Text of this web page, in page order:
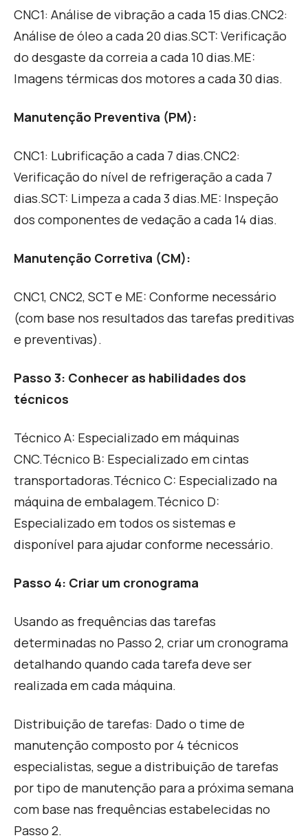
CNC1: Análise de vibração a cada 15 dias.CNC2:
Análise de óleo a cada 20 dias.SCT: Verificação
do desgaste da correia a cada 10 dias.ME:
Imagens térmicas dos motores a cada 30 dias.
Manutenção Preventiva (PM):
CNC1: Lubrificação a cada 7 dias.CNC2:
Verificação do nível de refrigeração a cada 7
dias.SCT: Limpeza a cada 3 dias.ME: Inspeção
dos componentes de vedação a cada 14 dias.
Manutenção Corretiva (CM):
CNC1, CNC2, SCT e ME: Conforme necessário
(com base nos resultados das tarefas preditivas
e preventivas).
Passo 3: Conhecer as habilidades dos
técnicos
Técnico A: Especializado em máquinas
CNC.Técnico B: Especializado em cintas
transportadoras.Técnico C: Especializado na
máquina de embalagem.Técnico D:
Especializado em todos os sistemas e
disponível para ajudar conforme necessário.
Passo 4: Criar um cronograma
Usando as frequências das tarefas
determinadas no Passo 2, criar um cronograma
detalhando quando cada tarefa deve ser
realizada em cada máquina.
Distribuição de tarefas: Dado o time de
manutenção composto por 4 técnicos
especialistas, segue a distribuição de tarefas
por tipo de manutenção para a próxima semana
com base nas frequências estabelecidas no
Passo 2.